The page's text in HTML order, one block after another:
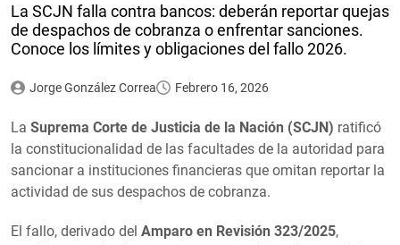
La SCJN falla contra bancos: deberán reportar quejas
de despachos de cobranza o enfrentar sanciones.
Conoce los límites y obligaciones del fallo 2026.
Jorge González Correa Febrero 16, 2026
La Suprema Corte de Justicia de la Nación (SCJN) ratificó
la constitucionalidad de las facultades de la autoridad para
sancionar a instituciones financieras que omitan reportar la
actividad de sus despachos de cobranza.
El fallo, derivado del Amparo en Revisión 323/2025,